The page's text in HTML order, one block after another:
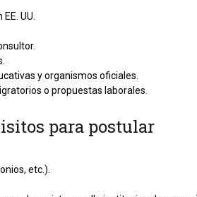
UU.
y organismos oficiales.
o propuestas laborales.
para postular
etc.).